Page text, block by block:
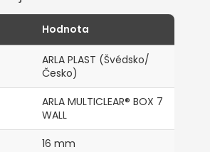
Hodnota
ARLA PLAST (Švédsko/
Česko)
ARLA MULTICLEAR® BOX 7
WALL
16 mm